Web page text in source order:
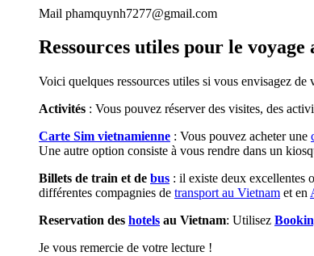
Mail phamquynh7277@gmail.com
Ressources utiles pour le voyage
Voici quelques ressources utiles si vous envisagez
Activités : Vous pouvez réserver des visites, des
Carte Sim vietnamienne : Vous pouvez acheter une
Une autre option consiste à vous rendre dans un
Billets de train et de bus : il existe deux excellentes
différentes compagnies de transport au Vietnam et en
Reservation des hotels au Vietnam: Utilisez
Je vous remercie de votre lecture !